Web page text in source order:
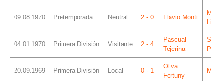
09.08.1970 Pretemporada Neutral 2 - 0 Flavio Monti
04.01.1970 Primera División Visitante 2 - 4
Pascual
Tejerina
20.09.1969 Primera División Local 0 - 1
Oliva
Fortuny